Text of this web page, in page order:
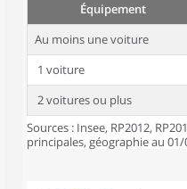
Équipement
Au moins une voiture
1 voiture
2 voitures ou plus
Sources : Insee, RP2012,
principales, géographie au 01/